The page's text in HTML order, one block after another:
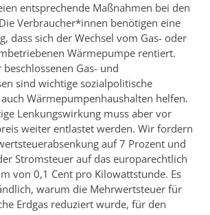
entsprechende Maßnahmen bei den
Verbraucher*innen benötigen eine
dass sich der Wechsel vom Gas- oder
Wärmepumpe rentiert.
Gas- und
sind wichtige sozialpolitische
Wärmepumpenhaushalten helfen.
Lenkungswirkung muss aber vor
weiter entlastet werden. Wir fordern
auf 7 Prozent und
Stromsteuer auf das europarechtlich
von 0,1 Cent pro Kilowattstunde. Es
warum die Mehrwertsteuer für
Erdgas reduziert wurde, für den